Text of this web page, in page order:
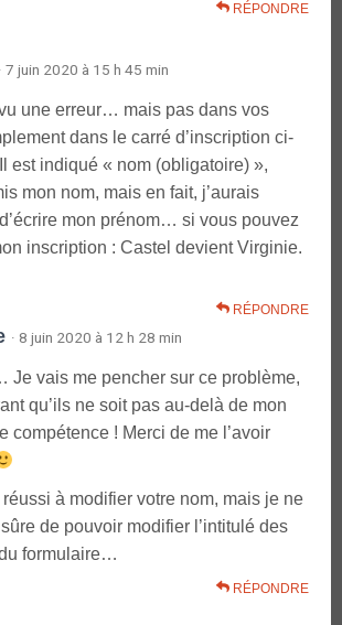
RÉPONDRE
· 7 juin 2020 à 15 h 45 min
une erreur… mais pas dans vos
dans le carré d’inscription ci-
est indiqué « nom (obligatoire) »,
mon nom, mais en fait, j’aurais
mon prénom… si vous pouvez
inscription : Castel devient Virginie.
RÉPONDRE
· 8 juin 2020 à 12 h 28 min
Je vais me pencher sur ce problème,
qu’ils ne soit pas au-delà de mon
compétence ! Merci de me l’avoir
réussi à modifier votre nom, mais je ne
de pouvoir modifier l’intitulé des
formulaire…
RÉPONDRE